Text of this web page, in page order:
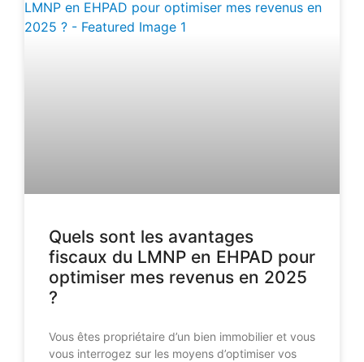
Quels sont les avantages
fiscaux du LMNP en EHPAD pour
optimiser mes revenus en 2025
?
Vous êtes propriétaire d’un bien immobilier et vous
vous interrogez sur les moyens d’optimiser vos